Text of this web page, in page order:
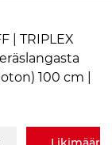
| TRIPLEX
100 cm |